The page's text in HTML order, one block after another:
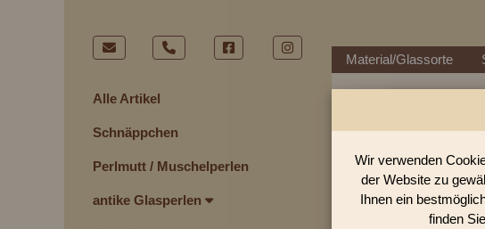
Alle Artikel
Schnäppchen
Perlmutt / Muschelperlen
antike Glasperlen
Material/Glassorte
In
Wir verwenden
der Website zu
Ihnen ein
finden